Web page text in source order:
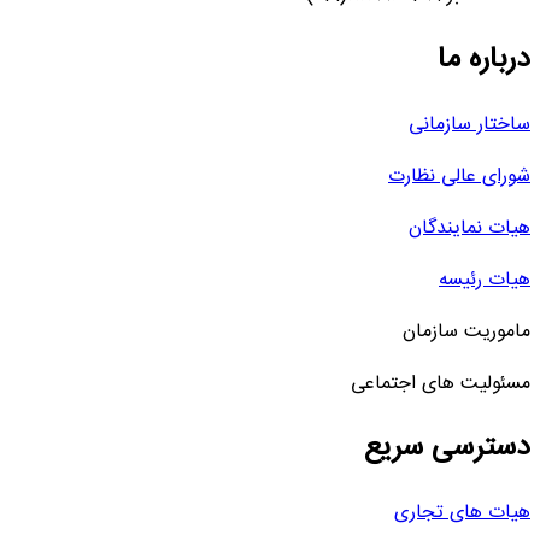
درباره ما
ساختار سازمانی
شورای عالی نظارت
هیات نمایندگان
هیات رئیسه
ماموریت سازمان
مسئولیت های اجتماعی
دسترسی سریع
هیات های تجاری